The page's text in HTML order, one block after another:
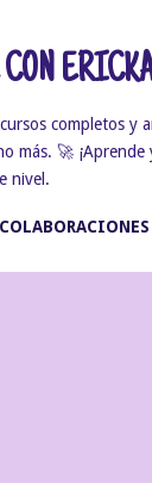
completos y
🚀 ¡Aprende
nivel.
COLABORACIONES